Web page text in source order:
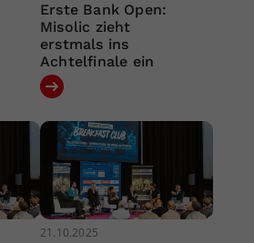
Erste Bank Open:
Misolic zieht
erstmals ins
Achtelfinale ein
21.10.2025